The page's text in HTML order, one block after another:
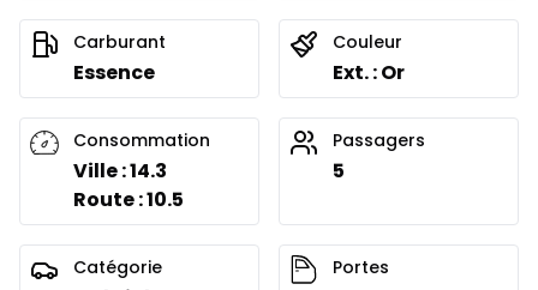
0.00 $ d'acompte • 3.99%
Location sur 51 mois
Location sur 51 mois
0.00 $ d'acompte • 2.99%
À partir de :
Location sur 48 mois
Carburant
Essence
Couleur
Ext. : Or
Consommation
Ville : 14.3
Route : 10.5
Passagers
5
Catégorie Portes